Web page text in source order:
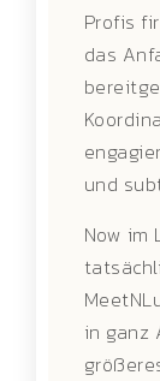
Profis
das
und
Now im
in ganz